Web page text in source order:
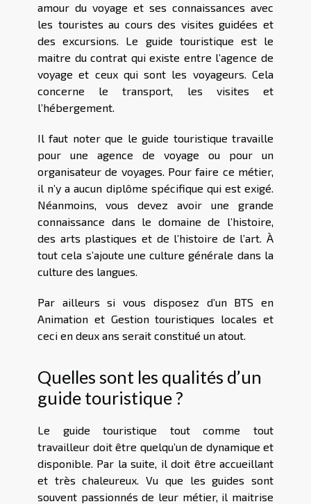
amour du voyage et ses connaissances avec
les touristes au cours des visites guidées et
des excursions. Le guide touristique est le
maitre du contrat qui existe entre l’agence de
voyage et ceux qui sont les voyageurs. Cela
concerne le transport, les visites et
l’hébergement.
Il faut noter que le guide touristique travaille
pour une agence de voyage ou pour un
organisateur de voyages. Pour faire ce métier,
il n’y a aucun diplôme spécifique qui est exigé.
Néanmoins, vous devez avoir une grande
connaissance dans le domaine de l’histoire,
des arts plastiques et de l’histoire de l’art. À
tout cela s’ajoute une culture générale dans la
culture des langues.
Par ailleurs si vous disposez d’un BTS en
Animation et Gestion touristiques locales et
ceci en deux ans serait constitué un atout.
Quelles sont les qualités d’un
guide touristique ?
Le guide touristique tout comme tout
travailleur doit être quelqu’un de dynamique et
disponible. Par la suite, il doit être accueillant
et très chaleureux. Vu que les guides sont
souvent passionnés de leur métier, il maitrise